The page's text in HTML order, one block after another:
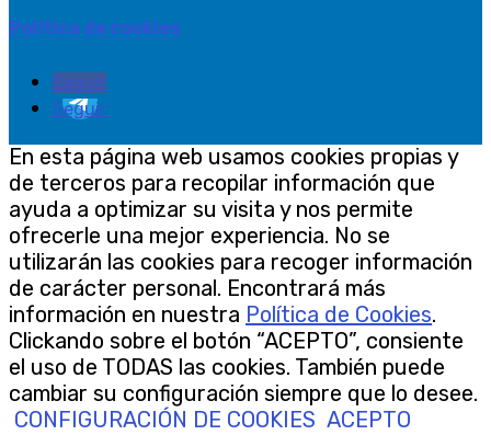
Política de cookies
Seguir
Seguir
En esta página web usamos cookies propias y
de terceros para recopilar información que
ayuda a optimizar su visita y nos permite
ofrecerle una mejor experiencia. No se
utilizarán las cookies para recoger información
de carácter personal. Encontrará más
información en nuestra Política de Cookies.
Clickando sobre el botón “ACEPTO”, consiente
el uso de TODAS las cookies. También puede
cambiar su configuración siempre que lo desee.
CONFIGURACIÓN DE COOKIES ACEPTO